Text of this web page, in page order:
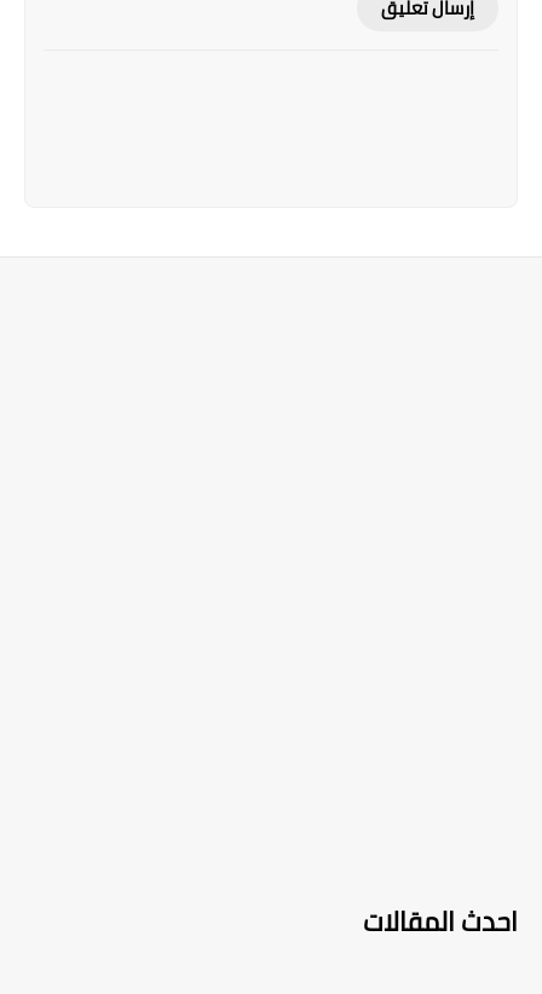
إرسال تعليق
احدث المقالات